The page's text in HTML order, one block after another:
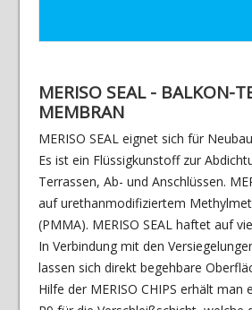
MERISO SEAL - BALKON-
MEMBRAN
MERISO SEAL eignet sich für
Es ist ein Flüssigkunstoff zur
Terrassen, Ab- und Anschlüssen.
auf urethanmodifiziertem
(PMMA). MERISO SEAL haftet auf
In Verbindung mit den
lassen sich direkt begehbare
Hilfe der MERISO CHIPS erhält man